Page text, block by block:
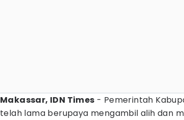
Makassar, IDN Times - Pemerintah
telah lama berupaya mengambil alih dan